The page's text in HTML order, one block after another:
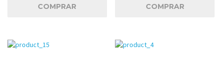
COMPRAR COMPRAR